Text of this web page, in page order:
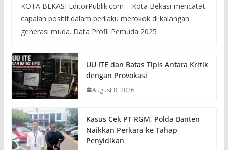
KOTA BEKASI EditorPublik.com – Kota Bekasi mencatat
capaian positif dalam perilaku merokok di kalangan
generasi muda. Data Profil Pemuda 2025
UU ITE dan Batas Tipis Antara Kritik
dengan Provokasi
August 8, 2026
Kasus Cek PT RGM, Polda Banten
Naikkan Perkara ke Tahap
Penyidikan